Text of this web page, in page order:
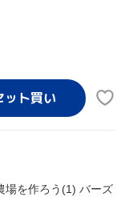
場を作ろう(1) バーズ